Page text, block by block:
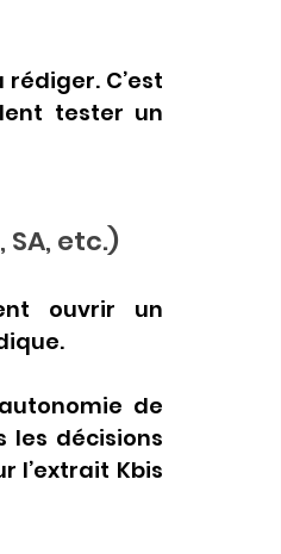
C’est
tester un
SA, etc.)
ouvrir un
de
les décisions
l’extrait Kbis